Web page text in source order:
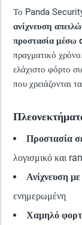
Το Panda Security
ανίχνευση
προστασία μέσω
πραγματικό
ελάχιστο φόρτο
που χρειάζονται
Προστασία
λογισμικό και
Ανίχνευση
ενημερωμένη
Χαμηλό